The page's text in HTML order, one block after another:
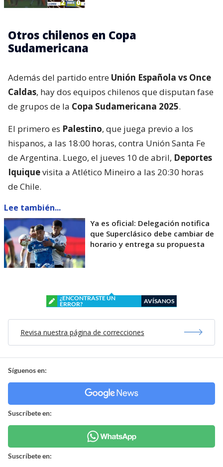
Otros chilenos en Copa
Sudamericana
Además del partido entre Unión Española vs Once
Caldas, hay dos equipos chilenos que disputan fase
de grupos de la Copa Sudamericana 2025.
El primero es Palestino, que juega previo a los
hispanos, a las 18:00 horas, contra Unión Santa Fe
de Argentina. Luego, el jueves 10 de abril, Deportes
Iquiquevisita a Atlético Mineiro a las 20:30 horas
de Chile.
Lee también...
Ya es oficial: Delegación notifica
que Superclásico debe cambiar de
horario y entrega su propuesta
¿ENCONTRASTE UN
ERROR?
AVÍSANOS
Revisa nuestra página de correcciones
Síguenos en:
Suscríbete en:
Suscríbete en: